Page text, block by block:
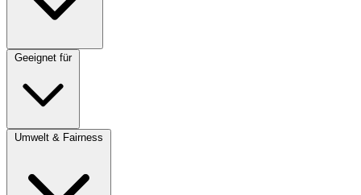
Geeignet für
Umwelt & Fairness